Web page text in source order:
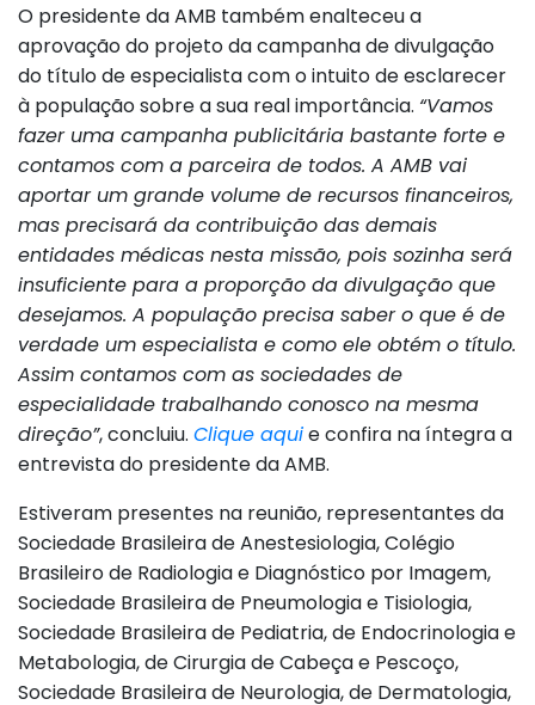
O presidente da AMB também enalteceu a
aprovação do projeto da campanha de divulgação
do título de especialista com o intuito de esclarecer
à população sobre a sua real importância. “Vamos
fazer uma campanha publicitária bastante forte e
contamos com a parceira de todos. A AMB vai
aportar um grande volume de recursos financeiros,
mas precisará da contribuição das demais
entidades médicas nesta missão, pois sozinha será
insuficiente para a proporção da divulgação que
desejamos. A população precisa saber o que é de
verdade um especialista e como ele obtém o título.
Assim contamos com as sociedades de
especialidade trabalhando conosco na mesma
direção”, concluiu. Clique aquie confira na íntegra a
entrevista do presidente da AMB.
Estiveram presentes na reunião, representantes da
Sociedade Brasileira de Anestesiologia, Colégio
Brasileiro de Radiologia e Diagnóstico por Imagem,
Sociedade Brasileira de Pneumologia e Tisiologia,
Sociedade Brasileira de Pediatria, de Endocrinologia e
Metabologia, de Cirurgia de Cabeça e Pescoço,
Sociedade Brasileira de Neurologia, de Dermatologia,